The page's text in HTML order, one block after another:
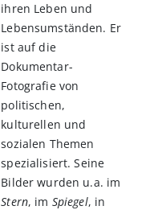
ihren Leben und
Lebensumständen. Er
ist auf die
Dokumentar-
Fotografie von
politischen,
kulturellen und
sozialen Themen
spezialisiert. Seine
Bilder wurden u.a. im
Stern, im Spiegel, in